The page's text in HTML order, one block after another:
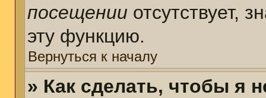
посещении отсутствует,
эту функцию.
Вернуться к началу
» Как сделать, чтобы я